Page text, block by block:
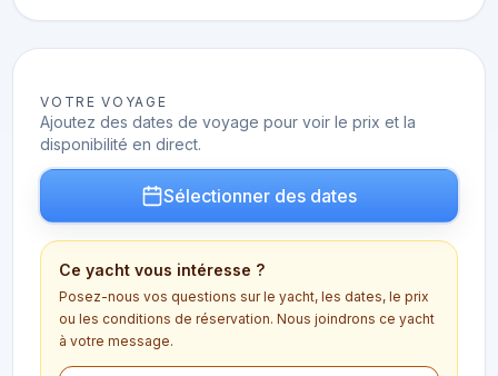
VOTRE VOYAGE
Ajoutez des dates de voyage pour voir le prix et la
disponibilité en direct.
Sélectionner des dates
Ce yacht vous intéresse ?
Posez-nous vos questions sur le yacht, les dates, le prix
ou les conditions de réservation. Nous joindrons ce yacht
à votre message.